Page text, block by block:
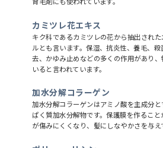
カミツレ花エキス
キク科であるカミツレの花から抽出され
ルとも言います。保湿、抗炎性、養毛、
去、かゆみ止めなどの多くの作用があり
いると言われています。
加水分解コラーゲン
加水分解コラーゲンはアミノ酸を主成分
ぱく質加水分解物です。保護膜を作るこ
が傷みにくくなり、髪にしなやかさを与え